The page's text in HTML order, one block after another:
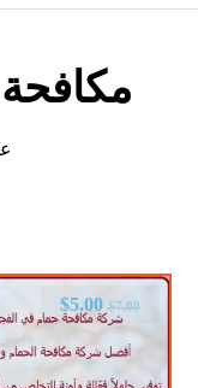
$7.00
$5.00